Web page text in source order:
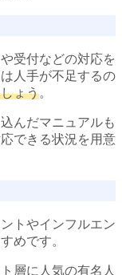
受付などの対応を
人手が不足するの
ょう。
んだマニュアルも
できる状況を用意
トやインフルエン
めです。
層に人気の有名人